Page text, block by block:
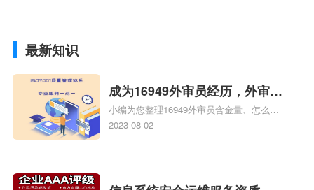
最新知识
成为16949外审员经历，外审员
16949
小编为您整理16949外审员含金量、怎么才
能成为注册的TS16949:2009的外审员、我
2023-08-02